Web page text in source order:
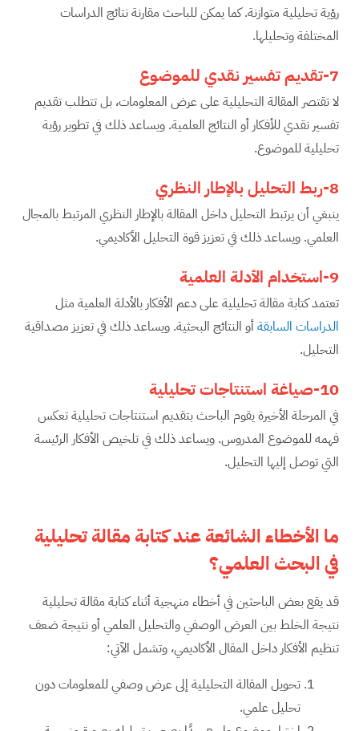
رؤية تحليلية متوازنة. كما يمكن للباحث مقارنة نتائج الدراسات
المختلفة وتحليلها.
7-تقديم تفسير نقدي للموضوع
لا تقتصر المقالة التحليلية على عرض المعلومات، بل تتطلب تقديم
تفسير نقدي للأفكار أو النتائج العلمية. ويساعد ذلك في تطوير رؤية
تحليلية للموضوع.
8-ربط التحليل بالإطار النظري
ينبغي أن يرتبط التحليل داخل المقالة بالإطار النظري المرتبط بالمجال
العلمي. ويساعد ذلك في تعزيز قوة التحليل الأكاديمي.
9-استخدام الأدلة العلمية
تعتمد كتابة مقالة تحليلية على دعم الأفكار بالأدلة العلمية مثل
الدراسات السابقةأو النتائج البحثية. ويساعد ذلك في تعزيز مصداقية
التحليل.
10-صياغة استنتاجات تحليلية
في المرحلة الأخيرة يقوم الباحث بتقديم استنتاجات تحليلية تعكس
فهمه للموضوع المدروس. ويساعد ذلك في تلخيص الأفكار الرئيسة
التي توصل إليها التحليل.
ما الأخطاء الشائعة عند كتابة مقالة تحليلية
في البحث العلمي؟
قد يقع بعض الباحثين في أخطاء منهجية أثناء كتابة مقالة تحليلية
نتيجة الخلط بين العرض الوصفي والتحليل العلمي أو نتيجة ضعف
تنظيم الأفكار داخل المقال الأكاديمي، وتشمل الآتي:
تحويل المقالة التحليلية إلى عرض وصفي للمعلومات دون
تحليل علمي.